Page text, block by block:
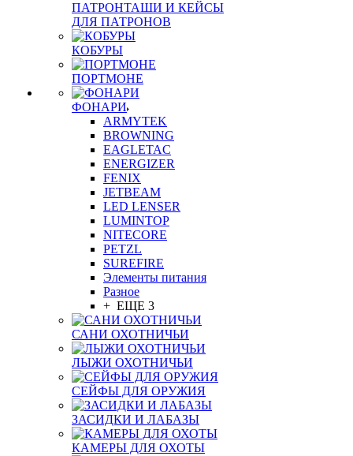
ПАТРОНТАШИ И КЕЙСЫ
ДЛЯ ПАТРОНОВ
КОБУРЫ
ПОРТМОНЕ
ФОНАРИ
ARMYTEK
BROWNING
EAGLETAC
ENERGIZER
FENIX
JETBEAM
LED LENSER
LUMINTOP
NITECORE
PETZL
SUREFIRE
Элементы питания
Разное
+ ЕЩЕ 3
САНИ ОХОТНИЧЬИ
ЛЫЖИ ОХОТНИЧЬИ
СЕЙФЫ ДЛЯ ОРУЖИЯ
ЗАСИДКИ И ЛАБАЗЫ
КАМЕРЫ ДЛЯ ОХОТЫ